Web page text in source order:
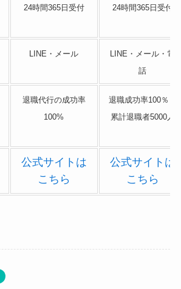
24時間365日受付 24時間365日受付
LINE・メール
LINE・メール・電
話
退職代行の成功率
100%
退職成功率100％・
累計退職者5000人
公式サイトは
こちら
公式サイトは
こちら